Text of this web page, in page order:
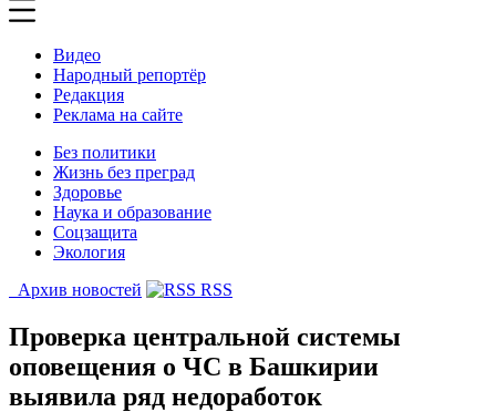
Видео
Народный репортёр
Редакция
Реклама на сайте
Без политики
Жизнь без преград
Здоровье
Наука и образование
Соцзащита
Экология
Архив новостей
RSS
Проверка центральной системы
оповещения о ЧС в Башкирии
выявила ряд недоработок